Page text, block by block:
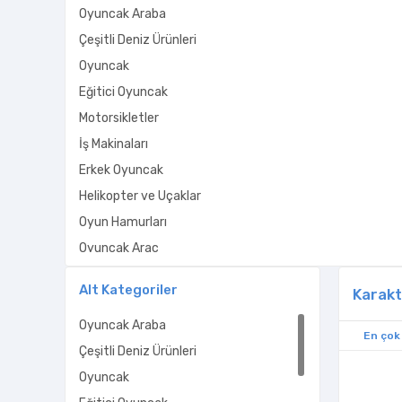
Oyuncak Araba
Çeşitli Deniz Ürünleri
Oyuncak
Eğitici Oyuncak
Motorsikletler
İş Makinaları
Erkek Oyuncak
Helikopter ve Uçaklar
Oyun Hamurları
Oyuncak Araç
Oyuncak Silah ve Kılıç Setleri
Figür Oyuncak
Pil - Batarya
Oyuncak Su Tabancaları
Alt Kategoriler
Oyuncak Araba
Çeşitli Deniz Ürünleri
Oyuncak
En